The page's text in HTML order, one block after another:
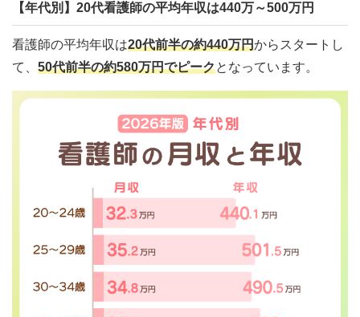
【年代別】20代看護師の平均年収は440万～500万円
看護師の平均年収は20代前半の約440万円からスタートし
て、 50代前半の約580万円でピークとなっています。